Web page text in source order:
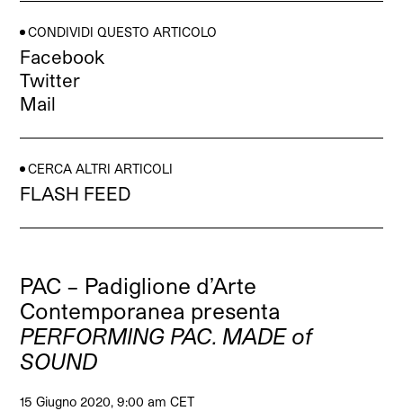
CONDIVIDI QUESTO ARTICOLO
Facebook
Twitter
Mail
CERCA ALTRI ARTICOLI
FLASH FEED
PAC – Padiglione d’Arte
Contemporanea presenta
PERFORMING PAC. MADE of
SOUND
15 Giugno 2020, 9:00 am CET